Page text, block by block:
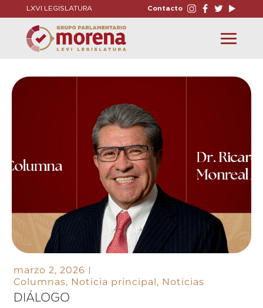
LXVI LEGISLATURA Contacto
Toggle
navigation
marzo 2, 2026
Columnas, Noticia principal, Noticias
DIÁLOGO